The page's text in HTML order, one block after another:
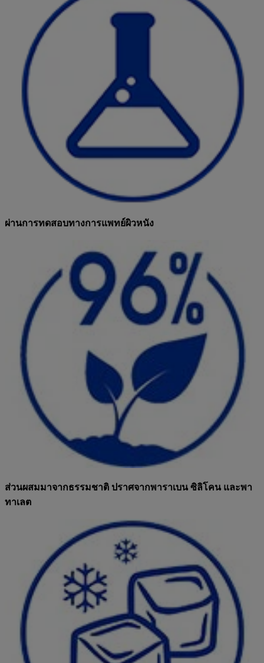
ผ่านการทดสอบทางการแพทย์ผิวหนัง
ส่วนผสมมาจากธรรมชาติ ปราศจากพาราเบน ซิลิโคน และพา
ทาเลต